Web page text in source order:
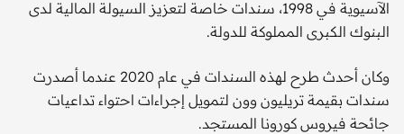
الآسيوية في 1998، سندات خاصة لتعزيز السيولة المالية لدى
البنوك الكبرى المملوكة للدولة.
وكان أحدث طرح لهذه السندات في عام 2020 عندما أصدرت
سندات بقيمة تريليون وون لتمويل إجراءات احتواء تداعيات
جائحة فيروس كورونا المستجد.